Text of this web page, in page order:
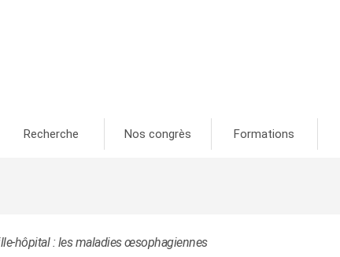
Recherche Nos congrès Formations
hôpital : les maladies œsophagiennes